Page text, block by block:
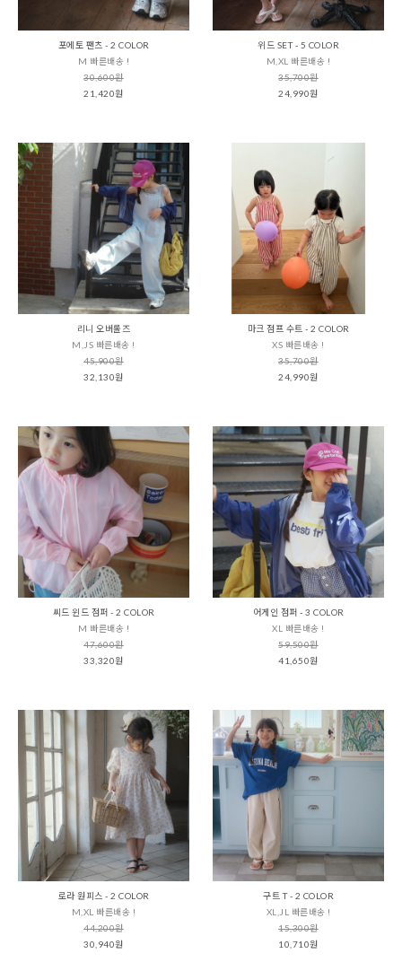
포에토 팬츠 - 2 COLOR
M 빠른배송 !
30,600원
21,420원
위드 SET - 5 COLOR
M,XL 빠른배송 !
35,700원
24,990원
리니 오버롤즈
M,JS 빠른배송 !
45,900원
32,130원
마크 점프 수트 - 2 COLOR
XS 빠른배송 !
35,700원
24,990원
씨드 윈드 점퍼 - 2 COLOR
M 빠른배송 !
47,600원
33,320원
어게인 점퍼 - 3 COLOR
XL 빠른배송 !
59,500원
41,650원
로라 원피스 - 2 COLOR
M,XL 빠른배송 !
44,200원
30,940원
구트 T - 2 COLOR
XL,JL 빠른배송 !
15,300원
10,710원